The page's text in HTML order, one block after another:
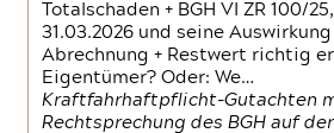
Totalschaden + BGH VI ZR 100/
31.03.2026 und seine
Abrechnung + Restwert richtig
Eigentümer? Oder: We…
Kraftfahrhaftpflicht-Gutachten
Rechtsprechung des BGH auf